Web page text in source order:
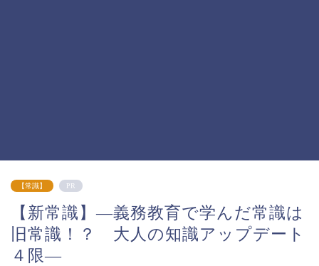
【常識】 PR
【新常識】―義務教育で学んだ常識は
旧常識！？ 大人の知識アップデート
４限―